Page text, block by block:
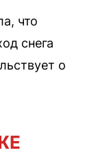
что
снега
о